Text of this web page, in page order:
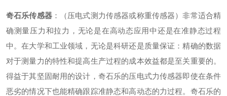
奇石乐传感器：（压电式测力传感器或称重传感器）非常适合精
确测量压力和拉力，无论是在高动态应用中还是在准静态过程
中。在大学和工业领域，无论是科研还是质量保证：精确的数据
对于测量力的特性和提高生产过程的成本效益都是至关重要的。
得益于其坚固耐用的设计，奇石乐的压电式力传感器即使在条件
恶劣的情况下也能精确跟踪准静态和高动态的力过程。奇石乐的